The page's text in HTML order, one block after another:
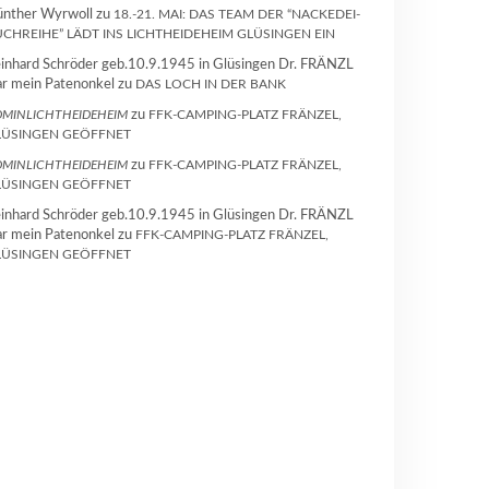
Wyrwoll zu 18.-21. MAI: DAS TEAM DER “NACKEDEI-
LÄDT INS LICHTHEIDEHEIM GLÜSINGEN EIN
Schröder geb.10.9.1945 in Glüsingen Dr. FRÄNZL
mein Patenonkel zu DAS LOCH IN DER BANK
zu FFK-CAMPING-PLATZ FRÄNZEL,
GEÖFFNET
zu FFK-CAMPING-PLATZ FRÄNZEL,
GEÖFFNET
Schröder geb.10.9.1945 in Glüsingen Dr. FRÄNZL
mein Patenonkel zu FFK-CAMPING-PLATZ FRÄNZEL,
GEÖFFNET